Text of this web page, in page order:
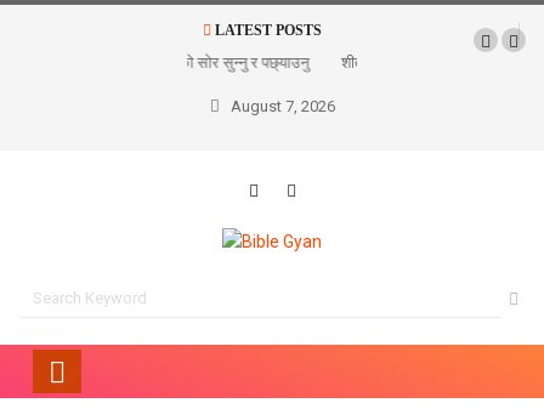
LATEST POSTS
गोठालाको सोर सुन्नु र पछ्याउनु शीतल पार्ने समयहरू
August 7, 2026